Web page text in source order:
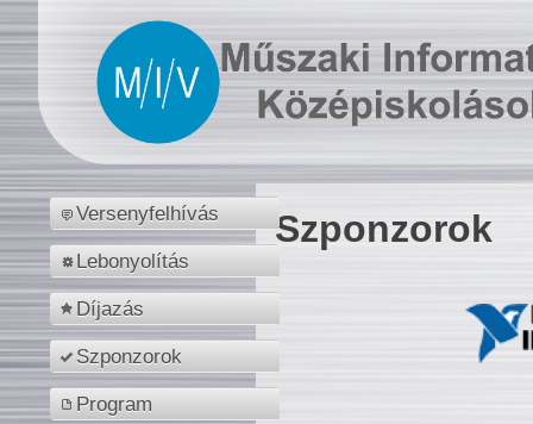
Versenyfelhívás
Lebonyolítás
Díjazás
Szponzorok
Program
Szponzorok